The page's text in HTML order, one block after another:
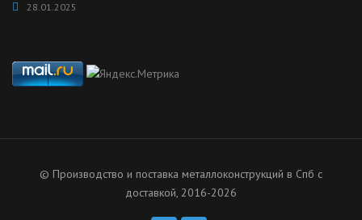
28.01.2025
© Производство и поставка металлоконструкций в Спб с
доставкой, 2016-2026